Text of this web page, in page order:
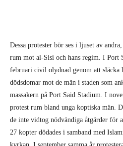
Dessa protester bör ses i ljuset av
rum mot al-Sisi och hans regim. I Port
februari civil olydnad genom att släcka
dödsdomar mot de män i staden som
massakern på Port Said Stadium. I
protest rum bland unga koptiska män.
de inte vidtog nödvändiga åtgärder för
27 kopter dödades i samband med